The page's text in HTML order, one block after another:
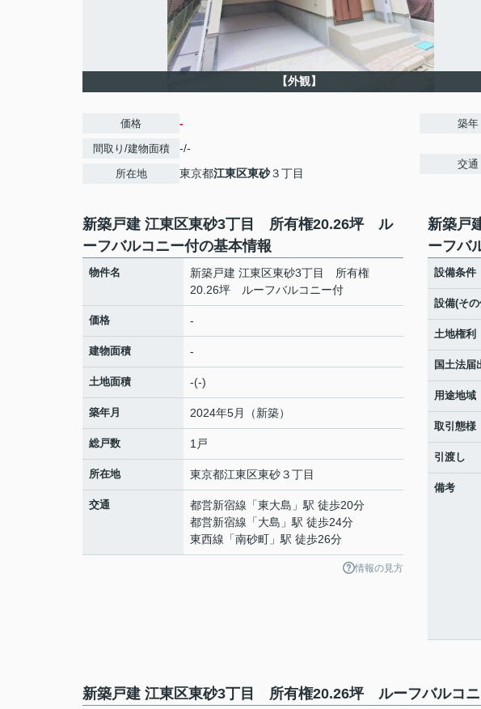
【外観】
価格 -
間取り/建物面積 -/-
所在地 東京都江東区東砂３丁目
築年
交通
新築戸建 江東区東砂3丁目 所有権20.26坪 ル
ーフバルコニー付の基本情報
物件名
新築戸建 江東区東砂3丁目 所有権
20.26坪 ルーフバルコニー付
価格 -
建物面積 -
土地面積 -(-)
築年月 2024年5月（新築）
総戸数 1戸
所在地 東京都江東区東砂３丁目
交通 都営新宿線 「東大島 」駅 徒歩20分
都営新宿線 「大島 」駅 徒歩24分
東西線 「南砂町 」駅 徒歩26分
情報の見方
新築戸
ーフバ
設備条件
設備(そ
土地権利
国土法届
用途地域
取引態様
引渡し
備考
新築戸建 江東区東砂3丁目 所有権20.26坪 ルーフバルコニ